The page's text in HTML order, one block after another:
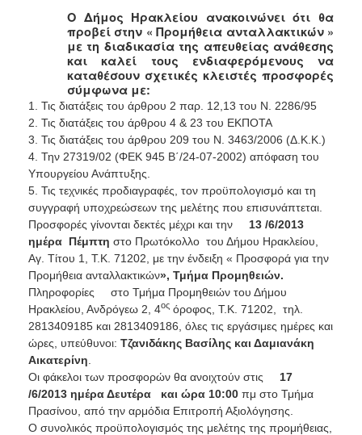
Ο Δήμος Ηρακλείου ανακοινώνει ότι θα
προβεί στην « Προμήθεια ανταλλακτικών »
με τη διαδικασία της απευθείας ανάθεσης
και καλεί τους ενδιαφερόμενους να
καταθέσουν σχετικές κλειστές προσφορές
σύμφωνα με:
1. Τις διατάξεις του άρθρου 2 παρ. 12,13 του Ν. 2286/95
2. Τις διατάξεις του άρθρου 4 & 23 του ΕΚΠΟΤΑ
3. Τις διατάξεις του άρθρου 209 του Ν. 3463/2006 (Δ.Κ.Κ.)
4. Την 27319/02 (ΦΕΚ 945 Β΄/24-07-2002) απόφαση του
Υπουργείου Ανάπτυξης.
5. Τις τεχνικές προδιαγραφές, τον προϋπολογισμό και τη
συγγραφή υποχρεώσεων της μελέτης που επισυνάπτεται.
Προσφορές γίνονται δεκτές μέχρι και την
13 /6/2013
ημέρα Πέμπτη στο Πρωτόκολλο του Δήμου Ηρακλείου,
Αγ. Τίτου 1, Τ.Κ. 71202, με την ένδειξη « Προσφορά για την
Προμήθεια ανταλλακτικών», Τμήμα Προμηθειών.
Πληροφορίες
στο Τμήμα Προμηθειών του Δήμου
Ηρακλείου, Ανδρόγεω 2, 4ος όροφος, Τ.Κ. 71202,
τηλ.
2813409185 και 2813409186, όλες τις εργάσιμες ημέρες και
ώρες, υπεύθυνοι: Τζανιδάκης Βασίλης και Δαμιανάκη
Αικατερίνη
Οι φάκελοι των προσφορών θα ανοιχτούν στις
17
/6/2013 ημέρα Δευτέρα
και ώρα 10:00 πμ στο Τμήμα
Πρασίνου, από την αρμόδια Επιτροπή Αξιολόγησης.
Ο συνολικός προϋπολογισμός της μελέτης της προμήθειας,